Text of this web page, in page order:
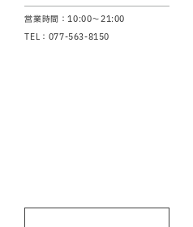
営業時間：10:00～21:00
TEL：077-563-8150